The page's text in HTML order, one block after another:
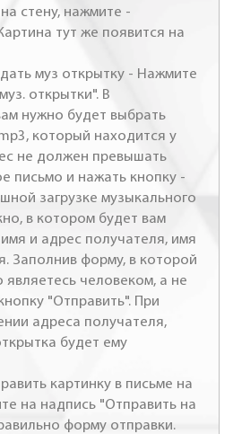
стену, нажмите -
тут же появится на
муз открытку - Нажмите
открытки". В
нужно будет выбрать
который находится у
не должен превышать
письмо и нажать кнопку -
загрузке музыкального
в котором будет вам
и адрес получателя, имя
Заполнив форму, в которой
являетесь человеком, а не
"Отправить". При
адреса получателя,
будет ему
картинку в письме на
на надпись "Отправить на
форму отправки.